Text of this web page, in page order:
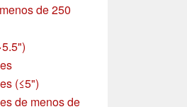
de 250
(≤5")
de menos de